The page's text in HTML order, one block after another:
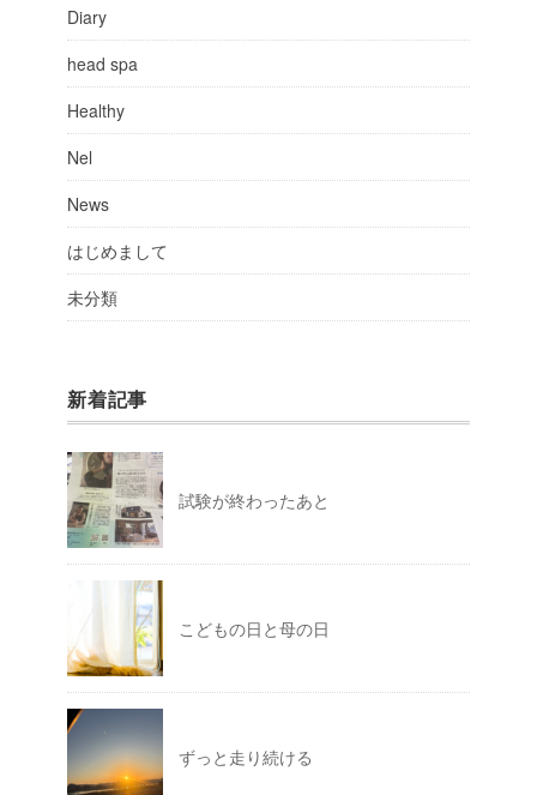
Diary
head spa
Healthy
Nel
News
はじめまして
未分類
新着記事
試験が終わったあと
こどもの日と母の日
ずっと走り続ける